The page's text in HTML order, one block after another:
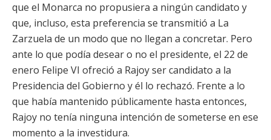
que el Monarca no propusiera a ningún candidato y
que, incluso, esta preferencia se transmitió a La
Zarzuela de un modo que no llegan a concretar. Pero
ante lo que podía desear o no el presidente, el 22 de
enero Felipe VI ofreció a Rajoy ser candidato a la
Presidencia del Gobierno y él lo rechazó. Frente a lo
que había mantenido públicamente hasta entonces,
Rajoy no tenía ninguna intención de someterse en ese
momento a la investidura.